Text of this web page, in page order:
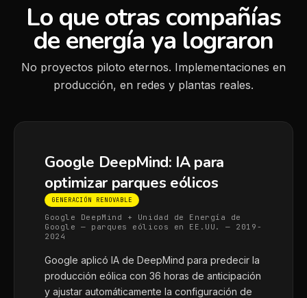
Lo que otras compañías
de energía ya lograron
No proyectos piloto eternos. Implementaciones en
producción, en redes y plantas reales.
Google DeepMind: IA para
optimizar parques eólicos
GENERACIÓN RENOVABLE
Google DeepMind + Unidad de Energía de
Google — parques eólicos en EE.UU. — 2019-
2024
Google aplicó IA de DeepMind para predecir la
producción eólica con 36 horas de anticipación
y ajustar automáticamente la configuración de